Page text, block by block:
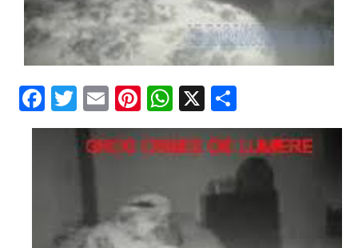
Facebook
Twitter
EmailPinterest
WhatsApp
X